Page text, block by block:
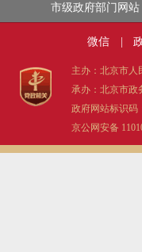
市级政府部门网站
微信
主办：北京市人
承办：北京市政
政府网站标识码
京公网安备